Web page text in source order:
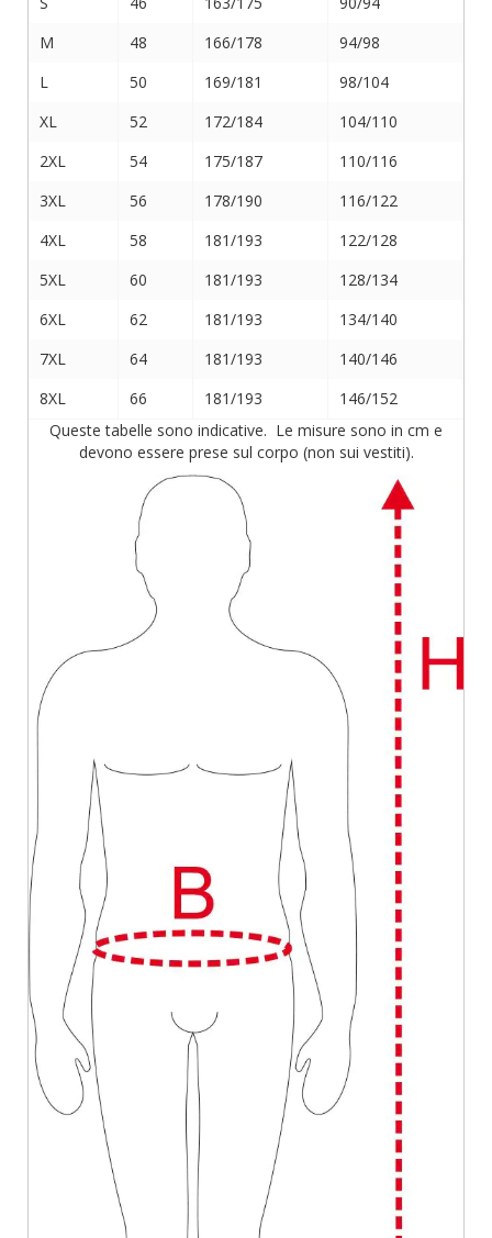
M
48 166/178
94/98
L
50 169/181
98/104
XL
52 172/184
104/110
2XL
54 175/187
110/116
3XL
56 178/190
116/122
4XL
58 181/193
122/128
5XL
60 181/193
128/134
6XL
62 181/193
134/140
7XL
64 181/193
140/146
8XL
66 181/193
146/152
Queste tabelle sono indicative. Le misure sono in cm e
devono essere prese sul corpo (non sui vestiti).